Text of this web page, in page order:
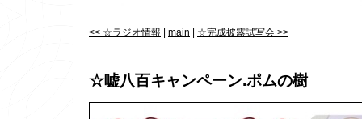
<< ☆ラジオ情報 main ☆完成披露試写会 >>
☆嘘八百キャンペーン.ポムの樹